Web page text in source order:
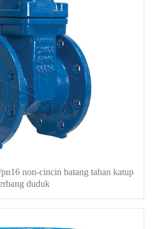
non-cincin batang tahan katup
duduk